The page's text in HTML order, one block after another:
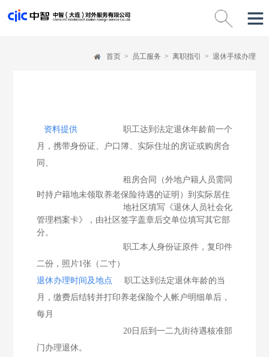
首页> 员工服务 > 离职指引 > 退休手续办理
资料提供职工达到法定退休年龄前一个
月，携带身份证、户口簿、实际住址的房证或购房合
同、
租房合同
（外地户籍人员需同
时持户籍地未领取养老保险待遇的证明）到实际居住
地社区填写《退休人员社会化
管理档案卡》，由社区签字盖章后交单位填写其它部
分。
职工本人身份证原件，复印件
二份，照片1张（二寸）
退休办理时间及地点 职工达到法定退休年龄的当
月，缴费后结转并打印养老保险个人帐户明细单后，
每月
20日后到一二九街待遇核准部
门办理退休。